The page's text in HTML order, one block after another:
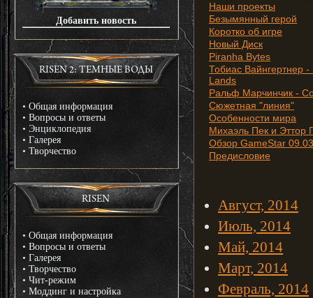
Добавить новость
RISEN 2: ТЕМНЫЕ ВОДЫ
• Общая информация
• Вопросы и ответы
• Энциклопедия
• Галерея
• Творчество
RISEN
• Общая информация
• Вопросы и ответы
• Галерея
• Творчество
• Чит-режим
• Моддинг и настройка
Наши проекты
Безымянный герой
Коротко об игре
Новый Диск
Piranha Bytes
Тобиас Вайнгертнер -
Lands
Ральф Марчинчик -
Сюжетная "линия"
Особенности мира
Михаэль Пек и Эттор
Обзор GameStar
Предисловие
Август, 2014
Июль, 2014
Май, 2014
Март, 2014
Февраль, 2014